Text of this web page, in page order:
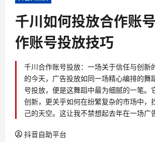
千川如何投放合作账
作账号投放技巧
千川合作账号投放：一场关于信任与创新
的今天，广告投放如同一场精心编排的舞
号投放，便是这舞蹈中最为细腻的一笔。
创新，更关乎如何在纷繁复杂的市场中，
己的天空。这让我不禁想起去年在一场广
抖音自助平台